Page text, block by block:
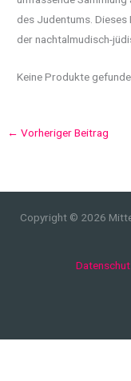
des Judentums. Dieses
der nachtalmudisch-
Keine Produkte
← Vorheriger Beitrag
Copyright © 2026